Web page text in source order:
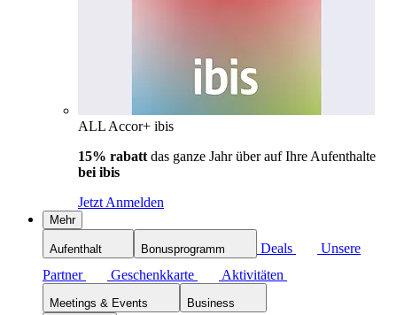
ALL Accor+ ibis
15% rabatt das ganze Jahr über auf Ihre Aufenthalte
bei ibis
Jetzt Anmelden
Mehr
Aufenthalt Bonusprogramm Deals
Unsere
Partner
Geschenkkarte Aktivitäten
Meetings & Events Business